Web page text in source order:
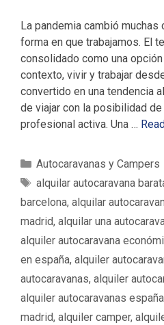
La pandemia cambió
forma en que trabajamos. El
consolidado como una
contexto, vivir y trabajar
convertido en una tendencia
de viajar con la posibilidad
profesional activa. Una …
C
a
g
o
r
í
a
s
Autocaravanas y Campers
E
t
u
e
t
a
s
alquilar autocaravana
barcelona, alquilar
madrid, alquilar una
alquiler autocaravana
en españa, alquiler
autocaravanas, alquiler
alquiler autocaravanas españa
madrid, alquiler camper,